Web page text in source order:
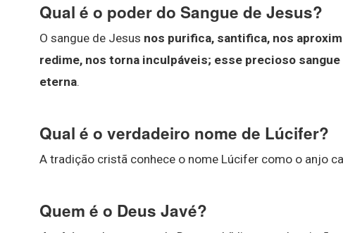
Qual é o poder do Sangue de Jesus?
O sangue de Jesus nos purifica, santifica, nos
redime, nos torna inculpáveis; esse precioso
eterna.
Qual é o verdadeiro nome de Lúcifer?
A tradição cristã conhece o nome Lúcifer como o anjo
Quem é o Deus Javé?